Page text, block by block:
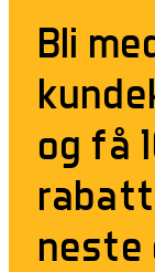
Bli
og få
neste